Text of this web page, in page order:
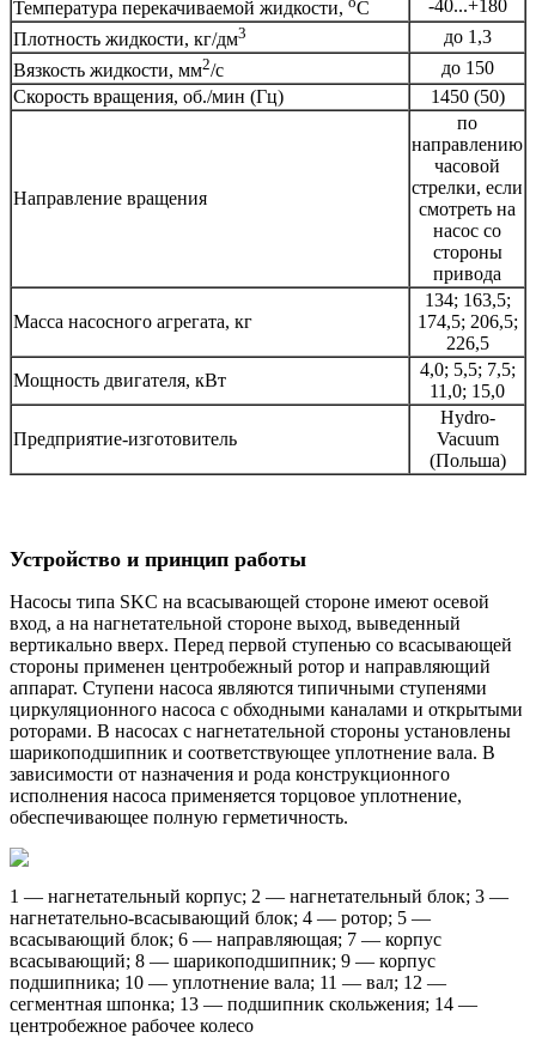
Температура перекачиваемой жидкости, С
-40...+180
Плотность жидкости, кг/дм3
до 1,3
Вязкость жидкости, мм2/с
до 150
Скорость вращения, об./мин (Гц)
1450 (50)
Направление вращения
по
направлению
часовой
стрелки, если
смотреть на
насос со
стороны
привода
Масса насосного агрегата, кг
134; 163,5;
174,5; 206,5;
226,5
Мощность двигателя, кВт
4,0; 5,5; 7,5;
11,0; 15,0
Предприятие-изготовитель
Hydro-
Vacuum
(Польша)
Устройство и принцип работы
Насосы типа SKC на всасывающей стороне имеют осевой
вход, а на нагнетательной стороне выход, выведенный
вертикально вверх. Перед первой ступенью со всасывающей
стороны применен центробежный ротор и направляющий
аппарат. Ступени насоса являются типичными ступенями
циркуляционного насоса с обходными каналами и открытыми
роторами. В насосах с нагнетательной стороны установлены
шарикоподшипник и соответствующее уплотнение вала. В
зависимости от назначения и рода конструкционного
исполнения насоса применяется торцовое уплотнение,
обеспечивающее полную герметичность.
1 — нагнетательный корпус; 2 — нагнетательный блок; 3 —
нагнетательно-всасывающий блок; 4 — ротор; 5 —
всасывающий блок; 6 — направляющая; 7 — корпус
всасывающий; 8 — шарикоподшипник; 9 — корпус
подшипника; 10 — уплотнение вала; 11 — вал; 12 —
сегментная шпонка; 13 — подшипник скольжения; 14 —
центробежное рабочее колесо